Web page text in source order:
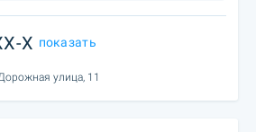
X показать
улица, 11